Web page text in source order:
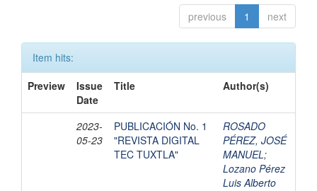
previous 1 next
Item hits:
Preview
Issue
Date
Title Author(s)
2023-
05-23
PUBLICACIÓN No. 1
"REVISTA DIGITAL
TEC TUXTLA"
ROSADO
PÉREZ, JOSÉ
MANUEL;
Lozano Pérez
Luis Alberto